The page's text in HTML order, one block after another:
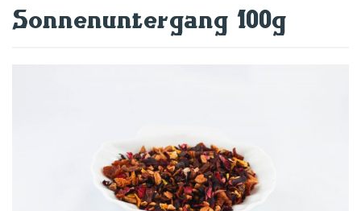
Sonnenuntergang 100g